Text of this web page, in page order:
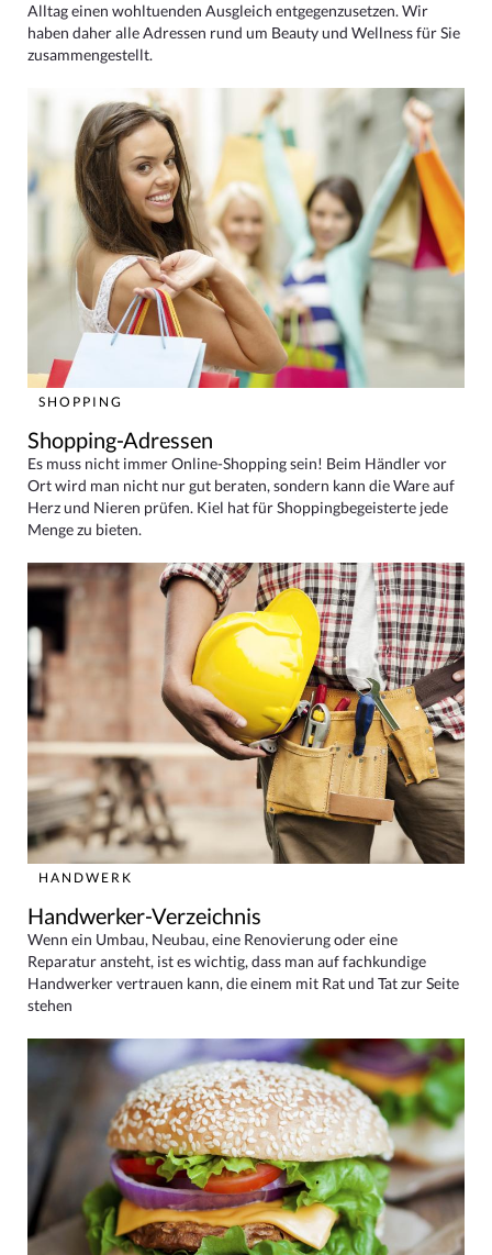
Alltag einen wohltuenden Ausgleich entgegenzusetzen. Wir
haben daher alle Adressen rund um Beauty und Wellness für Sie
zusammengestellt.
SHOPPING
Shopping-Adressen
Es muss nicht immer Online-Shopping sein! Beim Händler vor
Ort wird man nicht nur gut beraten, sondern kann die Ware auf
Herz und Nieren prüfen. Kiel hat für Shoppingbegeisterte jede
Menge zu bieten.
HANDWERK
Handwerker-Verzeichnis
Wenn ein Umbau, Neubau, eine Renovierung oder eine
Reparatur ansteht, ist es wichtig, dass man auf fachkundige
Handwerker vertrauen kann, die einem mit Rat und Tat zur Seite
stehen